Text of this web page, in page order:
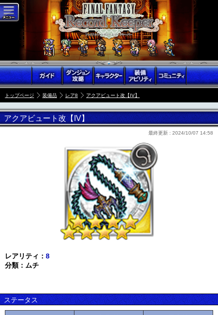
トップページ 装備品 レア8 アクアビュート改【IV】
アクアビュート改【IV】
最終更新 : 2024/10/07 14:58
レアリティ： 8
分類：ムチ
ステータス